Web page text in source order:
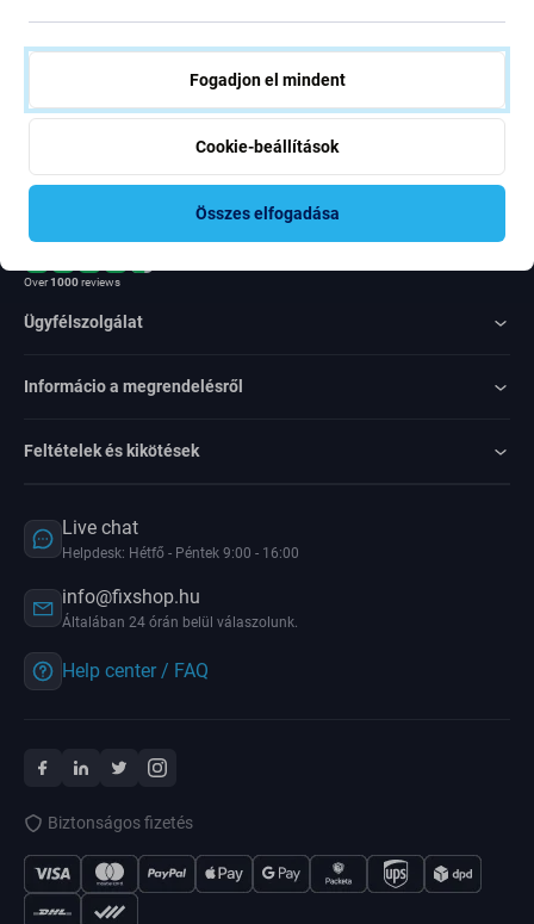
Egyetértek azzal, hogy híreket kapjak
Rated Excellent
Over1000reviews
Ügyfélszolgálat
Informácio a megrendelésről
Feltételek és kikötések
Live chat
Helpdesk: Hétfő - Péntek 9:00 - 16:00
info@fixshop.hu
Általában 24 órán belül válaszolunk.
Help center / FAQ
Biztonságos fizetés
Fogadjon el mindent
Cookie-beállítások
Összes elfogadása